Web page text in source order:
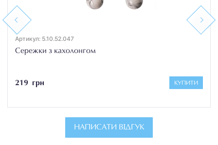
Previous
Артикул: 5.10.52.047
Сережки з кахолонгом
219 грн КУПИТИ
Next
НАПИСАТИ ВІДГУК